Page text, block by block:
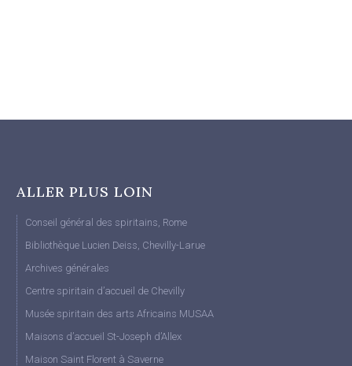
ALLER PLUS LOIN
Conseil général des spiritains, Rome
Bibliothèque Lucien Deiss, Chevilly-Larue
Archives générales
Centre spiritain d’accueil de Chevilly
Musée spiritain des arts Africains MUSAA
Maisons d’accueil St-Joseph d’Allex
Maison Saint Florent à Saverne